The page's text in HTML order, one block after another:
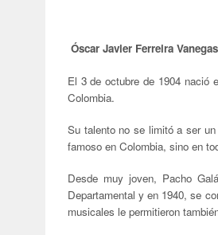
Óscar Javier Ferreira Vanegas
El 3 de octubre de 1904 nació
Colombia.
Su talento no se limitó a ser
famoso en Colombia, sino en
Desde muy joven, Pacho
Departamental y en 1940, se
musicales le permitieron